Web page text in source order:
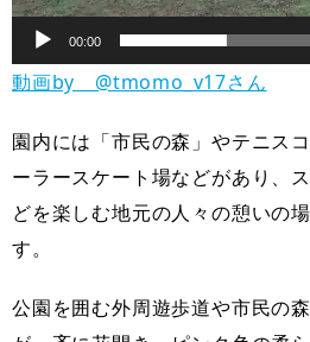
00:00
動画by @tmomo_v17さん
園内には「市民の森」やテニス
ーラースケート場などがあり、
どを楽しむ地元の人々の憩いの
す。
公園を囲む外周遊歩道や市民の